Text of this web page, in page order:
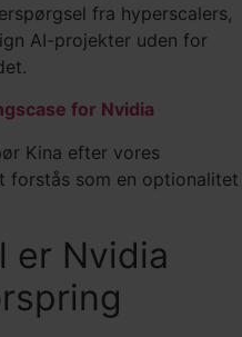
fra hyperscalers,
AI-projekter uden for
for Nvidia
Kina efter vores
som en optionalitet
er Nvidia